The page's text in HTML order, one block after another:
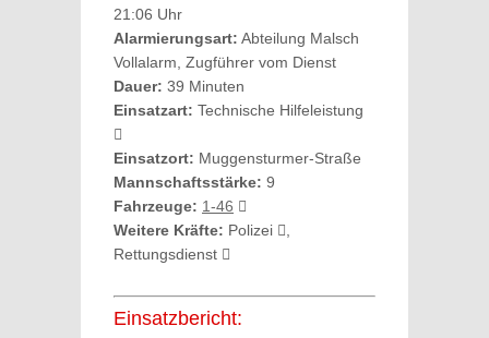
21:06 Uhr
Alarmierungsart: Abteilung Malsch
Vollalarm, Zugführer vom Dienst
Dauer: 39 Minuten
Einsatzart: Technische Hilfeleistung
Einsatzort: Muggensturmer-Straße
Mannschaftsstärke: 9
Fahrzeuge: 1-46
Weitere Kräfte: Polizei
Rettungsdienst
Einsatzbericht: